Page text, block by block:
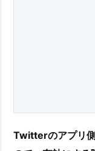
Twitterのアプリ